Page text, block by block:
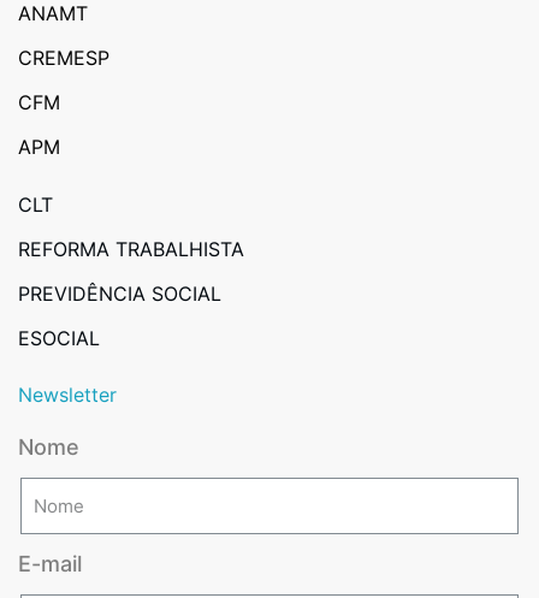
ANAMT
CREMESP
CFM
APM
CLT
REFORMA TRABALHISTA
PREVIDÊNCIA SOCIAL
ESOCIAL
Newsletter
Nome
E-mail